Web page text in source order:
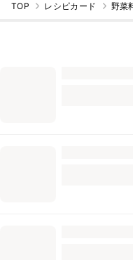
TOP レシピカード 野菜